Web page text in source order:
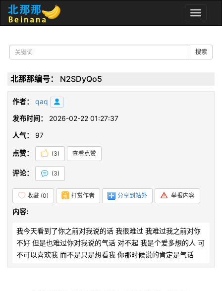
Toggle
搜索
北那那编号： N2SDyQo5
作者： qaq
发布时间：
2026-02-22 01:27:37
人气：
97
点赞： (3) 查看点赞
评论： (3)
收藏 (0) 打赏作者 分享到站外 举报内容
内容:
我今天看到了你之前对我说的话 我很难过 我难过我之前对你
不好 但是也难过你对我说的气话 对不起 我是个爱多想的人 可